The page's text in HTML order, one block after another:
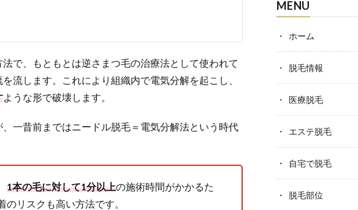
で、もともとは逆さまつ毛の治療法として使われて
流します。これにより組織内で電気分解を起こし、
ような形で破壊します。
一昔前まではニードル脱毛＝電気分解法という時代
1本の毛に対して1分以上の施術時間がかかるた
リスクも高い方法です。
MENU
ホーム
脱毛情報
医療脱毛
エステ脱毛
自宅で脱毛
脱毛部位